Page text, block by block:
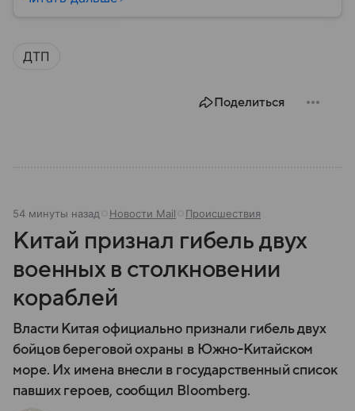
становился ареной крупных военных событий, а
ДТП
Поделиться
54 минуты назад Новости Mail Происшествия
Китай признал гибель двух
военных в столкновении
кораблей
Власти Китая официально признали гибель двух
бойцов береговой охраны в Южно-Китайском
море. Их имена внесли в государственный список
павших героев, сообщил Bloomberg.